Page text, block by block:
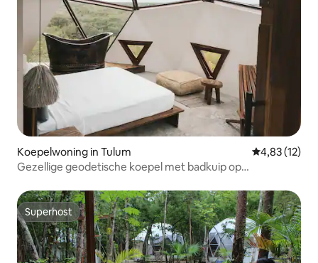
Koepelwoning in Tulum Gemiddelde
4,83 (12)
Gezellige geodetische koepel met badkuip op
Superhost
Superhost